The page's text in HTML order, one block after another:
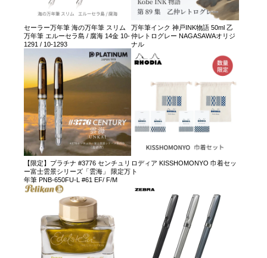
セーラー万年筆 海の万年筆 スリム
万年筆 エルーセラ島 / 腐海 14金 10-
1291 / 10-1293
万年筆インク 神戸INK物語 50ml 乙
仲レトログレー NAGASAWAオリジ
ナル
【限定】プラチナ #3776 センチュリ
ー富士雲景シリーズ「雲海」 限定万
年筆 PNB-650FU-L #61 EF/ F/M
ロディア KISSHOMONYO 巾着セッ
ト